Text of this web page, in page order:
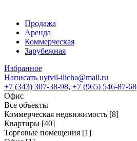
Продажа
Аренда
Коммерческая
Зарубежная
Избранное
Написать uytvil-ilicha@mail.ru
+7 (343) 307-38-98, +7 (965) 546-87-68
Офис
Все объекты
Коммерческая недвижимость [8]
Квартиры [40]
Торговые помещения [1]